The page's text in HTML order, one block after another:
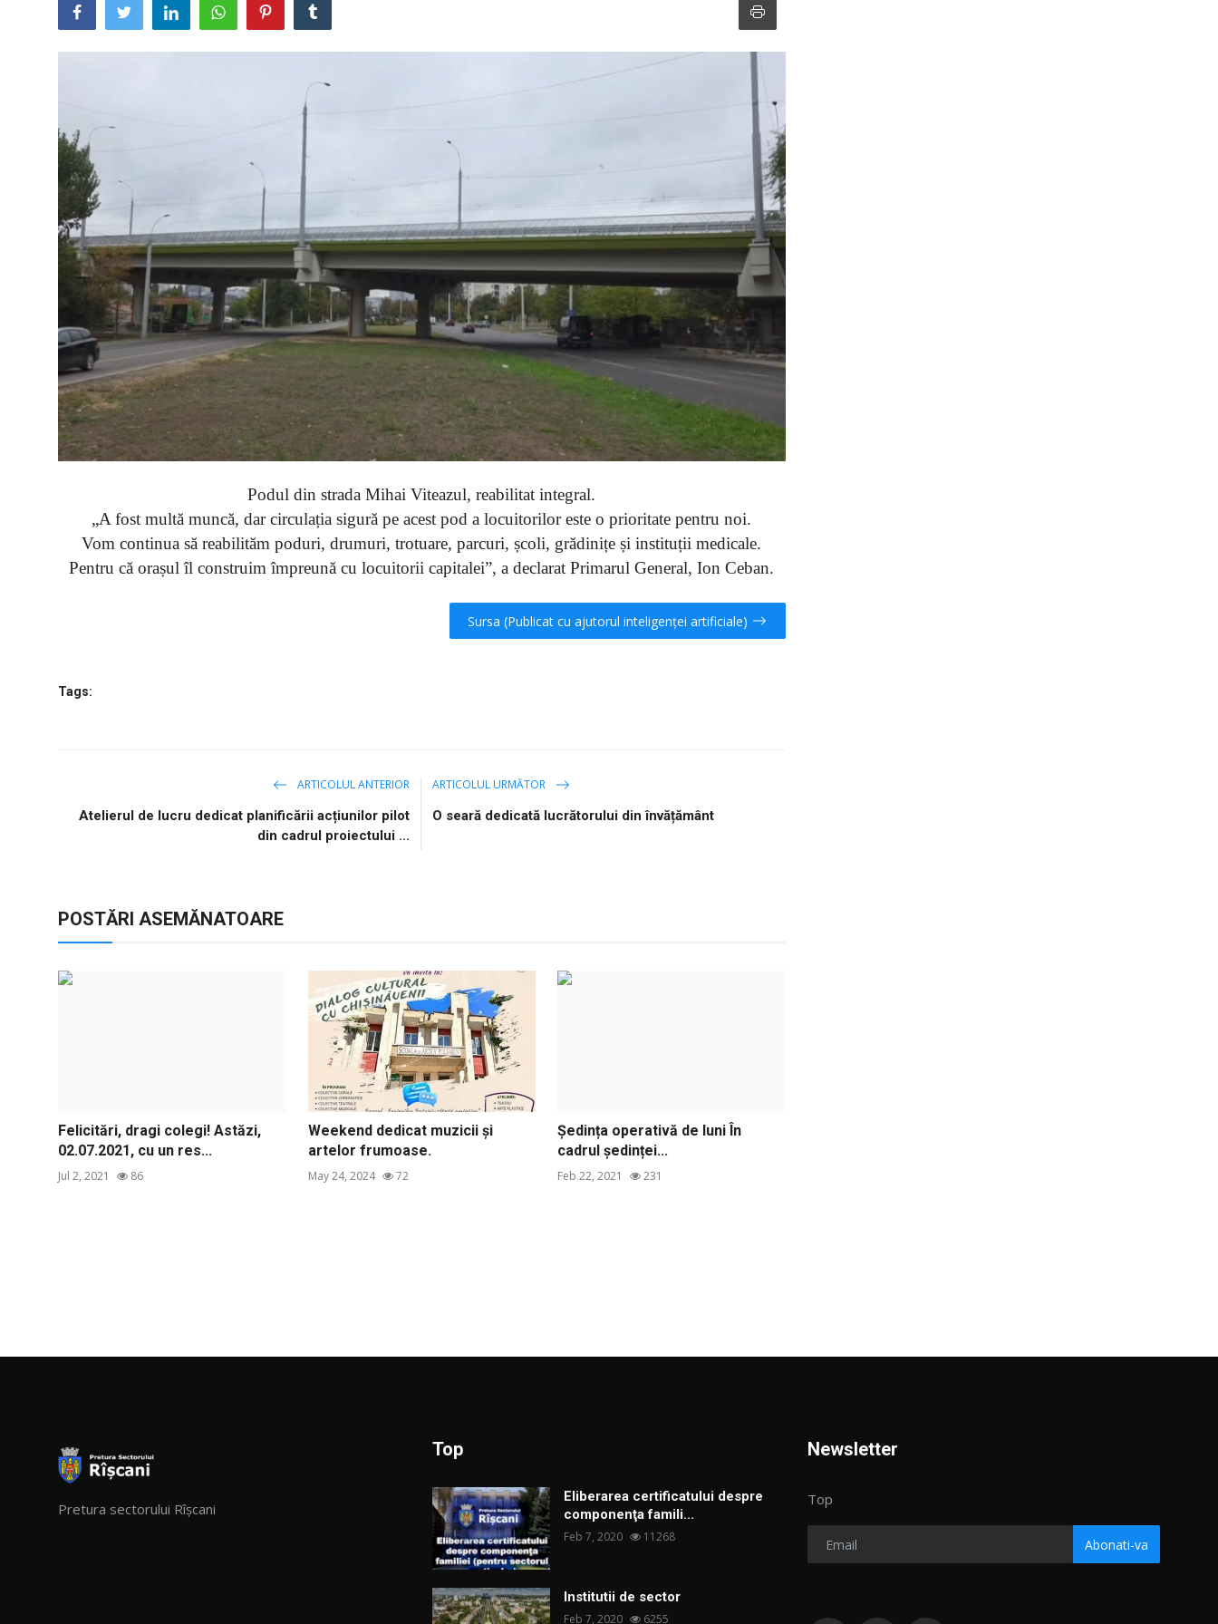
Sectorul Rîșcani
Podul din strada Mihai Viteazul, reabilitat integral.
„A fost multă muncă, dar circulația sigură pe acest pod a locuitorilor este o prioritate pentru noi.
Vom continua să reabilităm poduri, drumuri, trotuare, parcuri, școli, grădinițe și instituții medicale.
Pentru că orașul îl construim împreună cu locuitorii capitalei”, a declarat Primarul General, Ion Ceban.
Sursa (Publicat cu ajutorul inteligenței artificiale)
Tags:
ARTICOLUL ANTERIOR
Atelierul de lucru dedicat planificării acțiunilor pilot
din cadrul proiectului ...
ARTICOLUL URMĂTOR
O seară dedicată lucrătorului din învățământ
POSTĂRI ASEMĂNATOARE
Felicitări, dragi colegi! Astăzi,
02.07.2021, cu un res...
Jul 2, 2021 86
Weekend dedicat muzicii și
artelor frumoase.
May 24, 2024 72
Ședința operativă de luni În
cadrul ședinței...
Feb 22, 2021 231
Pretura sectorului Rîșcani
Top
Eliberarea certificatului despre
componenţa famili...
Feb 7, 2020 11268
Institutii de sector
Feb 7, 2020 6255
Newsletter
Top
Abonati-va